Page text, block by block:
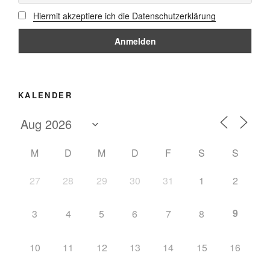
Hiermit akzeptiere ich die Datenschutzerklärung
KALENDER
M D M D F S
S
27
28 29 30 31 1 2
3 4 5 6 7 8 9
10 11 12 13 14 15 16